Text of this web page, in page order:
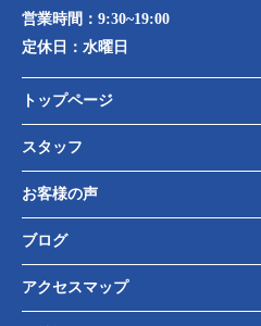
営業時間： 9:30~19:00
定休日： 水曜日
トップページ
スタッフ
お客様の声
ブログ
アクセスマップ